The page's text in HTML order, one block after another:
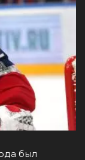
был